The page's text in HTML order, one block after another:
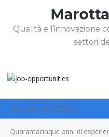
Qualità e l’innovazione
settori
50 ANNI DI STORIA
Quarantacinque anni di